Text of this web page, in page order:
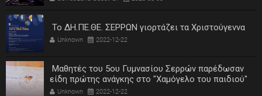
Το ΔΗ.ΠΕ.ΘΕ. ΣΕΡΡΩΝ γιορτάζει τα Χριστούγεννα
Unknown 2022-12-22
Μαθητές του 5ου Γυμνασίου Σερρών παρέδωσαν
είδη πρώτης ανάγκης στο "Χαμόγελο του παιδιού"
Unknown 2022-12-22